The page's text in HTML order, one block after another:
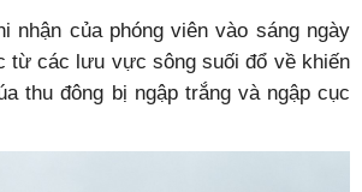
nhận của phóng viên vào sáng ngày
từ các lưu vực sông suối đổ về khiến
thu đông bị ngập trắng và ngập cục